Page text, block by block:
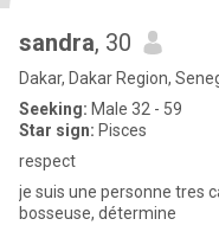
sandra, 30
Dakar, Dakar Region,
Seeking: Male 32 - 59
Star sign: Pisces
respect
je suis une personne tres
bosseuse, détermine